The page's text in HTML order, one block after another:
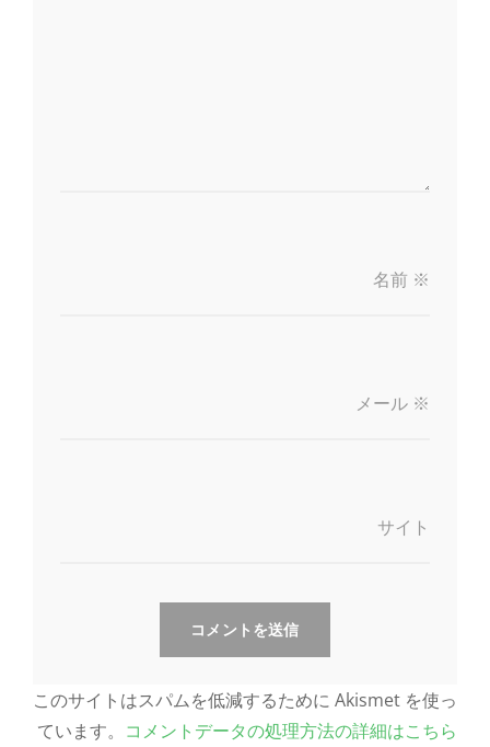
名前 ※
メール ※
サイト
このサイトはスパムを低減するために Akismet を使っ
ています。 コメントデータの処理方法の詳細はこちら